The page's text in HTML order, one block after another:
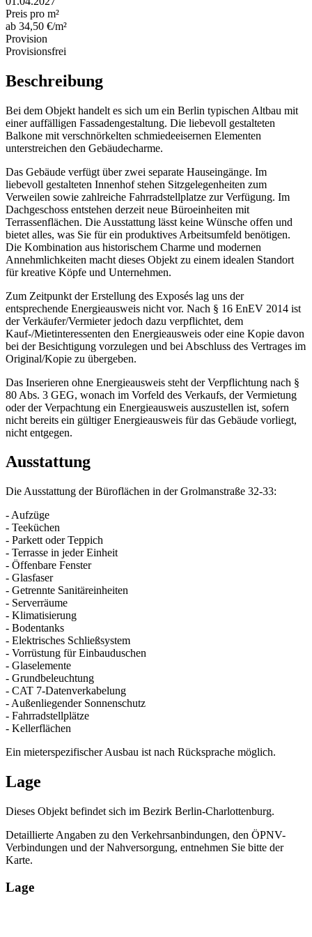
Preis pro m²
ab 34,50 €/m²
Provision
Provisionsfrei
Beschreibung
Bei dem Objekt handelt es sich um ein Berlin typischen Altbau mit
einer auffälligen Fassadengestaltung. Die liebevoll gestalteten
Balkone mit verschnörkelten schmiedeeisernen Elementen
unterstreichen den Gebäudecharme.
Das Gebäude verfügt über zwei separate Hauseingänge. Im
liebevoll gestalteten Innenhof stehen Sitzgelegenheiten zum
Verweilen sowie zahlreiche Fahrradstellplatze zur Verfügung. Im
Dachgeschoss entstehen derzeit neue Büroeinheiten mit
Terrassenflächen. Die Ausstattung lässt keine Wünsche offen und
bietet alles, was Sie für ein produktives Arbeitsumfeld benötigen.
Die Kombination aus historischem Charme und modernen
Annehmlichkeiten macht dieses Objekt zu einem idealen Standort
für kreative Köpfe und Unternehmen.
Zum Zeitpunkt der Erstellung des Exposés lag uns der
entsprechende Energieausweis nicht vor. Nach § 16 EnEV 2014 ist
der Verkäufer/Vermieter jedoch dazu verpflichtet, dem
Kauf-/Mietinteressenten den Energieausweis oder eine Kopie davon
bei der Besichtigung vorzulegen und bei Abschluss des Vertrages im
Original/Kopie zu übergeben.
Das Inserieren ohne Energieausweis steht der Verpflichtung nach §
80 Abs. 3 GEG, wonach im Vorfeld des Verkaufs, der Vermietung
oder der Verpachtung ein Energieausweis auszustellen ist, sofern
nicht bereits ein gültiger Energieausweis für das Gebäude vorliegt,
nicht entgegen.
Ausstattung
Die Ausstattung der Büroflächen in der Grolmanstraße 32-33:
- Aufzüge
- Teeküchen
- Parkett oder Teppich
- Terrasse in jeder Einheit
- Öffenbare Fenster
- Glasfaser
- Getrennte Sanitäreinheiten
- Serverräume
- Klimatisierung
- Bodentanks
- Elektrisches Schließsystem
- Vorrüstung für Einbauduschen
- Glaselemente
- Grundbeleuchtung
- CAT 7-Datenverkabelung
- Außenliegender Sonnenschutz
- Fahrradstellplätze
- Kellerflächen
Ein mieterspezifischer Ausbau ist nach Rücksprache möglich.
Lage
Dieses Objekt befindet sich im Bezirk Berlin-Charlottenburg.
Detaillierte Angaben zu den Verkehrsanbindungen, den ÖPNV-
Verbindungen und der Nahversorgung, entnehmen Sie bitte der
Karte.
Lage